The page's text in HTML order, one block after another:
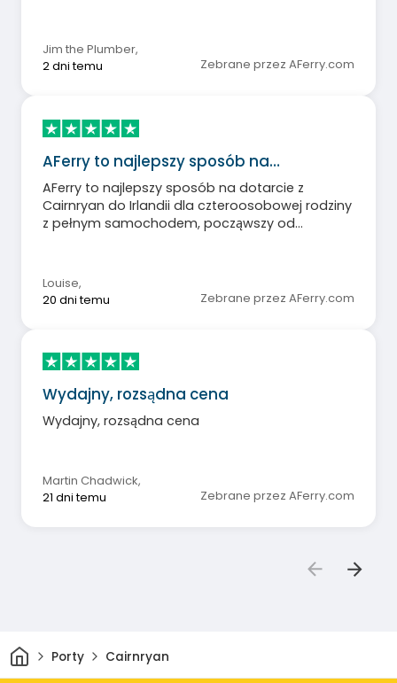
jest osoba poruszająca się na wózku
inwalidzkim. Poprosiłem członka załogi o
problemy. Reszta podróży przebiegła bez
Jim the Plumber,
2 dni temu
Zebrane przez AFerry.com
AFerry to najlepszy sposób na…
AFerry to najlepszy sposób na dotarcie z
Cairnryan do Irlandii dla czteroosobowej rodziny
z pełnym samochodem, począwszy od
Louise,
20 dni temu
Zebrane przez AFerry.com
Wydajny, rozsądna cena
Wydajny, rozsądna cena
Martin Chadwick,
21 dni temu
Zebrane przez AFerry.com
DomPorty Cairnryan